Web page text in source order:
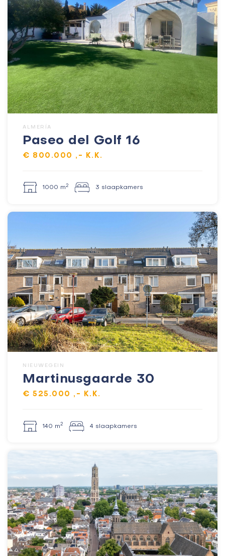
ALMERÍA
Paseo del Golf 16
€ 800.000 ,- K.K.
1000 m2 3 slaapkamers
NIEUWEGEIN
Martinusgaarde 30
€ 525.000 ,- K.K.
140 m2 4 slaapkamers